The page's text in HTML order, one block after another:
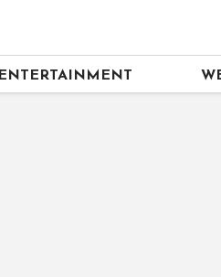
ENTERTAINMENT